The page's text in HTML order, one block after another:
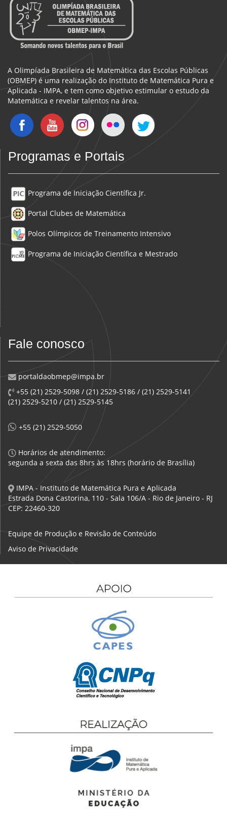
A Olimpíada Brasileira de Matemática das Escolas Públicas
(OBMEP) é uma realização do Instituto de Matemática Pura e
Aplicada - IMPA, e tem como objetivo estimular o estudo da
Matemática e revelar talentos na área.
Programas e Portais
Programa de Iniciação Científica Jr.
Portal Clubes de Matemática
Polos Olímpicos de Treinamento Intensivo
Programa de Iniciação Científica e Mestrado
Fale conosco
portaldaobmep@impa.br
+55 (21) 2529-5098 / (21) 2529-5186 / (21) 2529-5141
(21) 2529-5210 / (21) 2529-5145
+55 (21) 2529-5050
Horários de atendimento:
segunda a sexta das 8hrs às 18hrs (horário de Brasília)
IMPA - Instituto de Matemática Pura e Aplicada
Estrada Dona Castorina, 110 - Sala 106/A - Rio de Janeiro - RJ
CEP: 22460-320
Equipe de Produção e Revisão de Conteúdo
Aviso de Privacidade